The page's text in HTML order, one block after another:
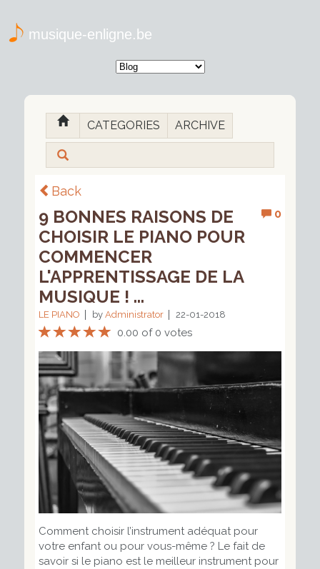
musique-enligne.be
CATEGORIES ARCHIVE
Back
0
9 BONNES RAISONS DE
CHOISIR LE PIANO POUR
COMMENCER
L'APPRENTISSAGE DE LA
MUSIQUE ! ...
LE PIANO by Administrator 22-01-2018
0.00 of 0 votes
Comment choisir l’instrument adéquat pour
votre enfant ou pour vous-même ? Le fait de
savoir si le piano est le meilleur instrument pour